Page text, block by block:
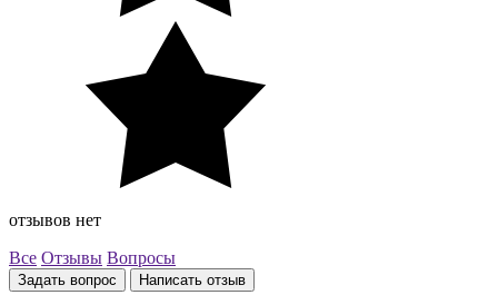
отзывов нет
Все Отзывы Вопросы
Задать вопрос Написать отзыв